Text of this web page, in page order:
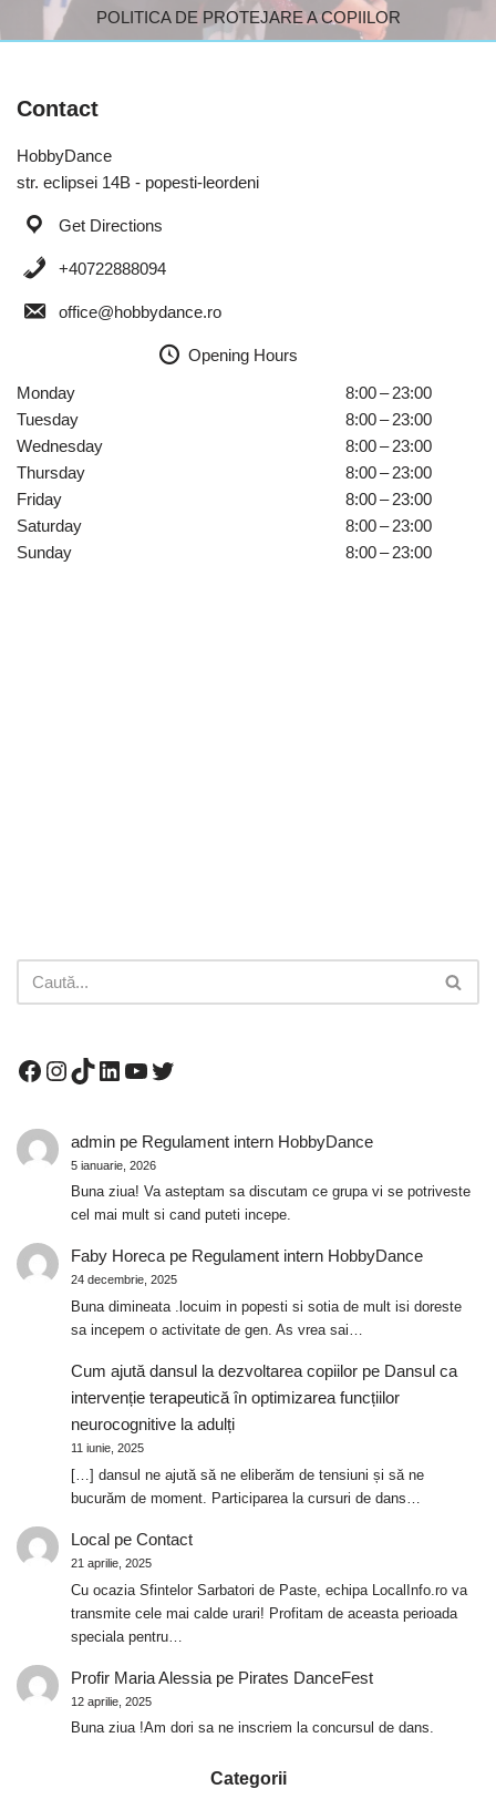
POLITICA DE PROTEJARE A COPIILOR
Contact
HobbyDance
str. eclipsei 14B - popesti-leordeni
Get Directions
+40722888094
office@hobbydance.ro
Opening Hours
Monday
8:00 – 23:00
Tuesday
8:00 – 23:00
Wednesday
8:00 – 23:00
Thursday
8:00 – 23:00
Friday
8:00 – 23:00
Saturday
8:00 – 23:00
Sunday
8:00 – 23:00
adminpe Regulament intern HobbyDance
5 ianuarie, 2026
Buna ziua! Va asteptam sa discutam ce grupa vi se potriveste
cel mai mult si cand puteti incepe.
Faby Horecape Regulament intern HobbyDance
24 decembrie, 2025
Buna dimineata .locuim in popesti si sotia de mult isi doreste
sa incepem o activitate de gen. As vrea sai…
Cum ajută dansul la dezvoltarea copiilorpe Dansul ca
intervenție terapeutică în optimizarea funcțiilor
neurocognitive la adulți
11 iunie, 2025
[…] dansul ne ajută să ne eliberăm de tensiuni și să ne
bucurăm de moment. Participarea la cursuri de dans…
Localpe Contact
21 aprilie, 2025
Cu ocazia Sfintelor Sarbatori de Paste, echipa LocalInfo.ro va
transmite cele mai calde urari! Profitam de aceasta perioada
speciala pentru…
Profir Maria Alessiape Pirates DanceFest
12 aprilie, 2025
Buna ziua !Am dori sa ne inscriem la concursul de dans.
Categorii